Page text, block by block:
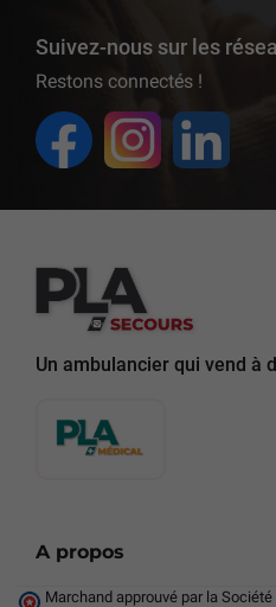
Suivez-nous sur les
Restons connectés !
Un ambulancier qui vend à
A propos
Marchand approuvé par la